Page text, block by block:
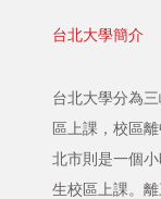
台北大學簡介
台北大學分為
區上課，校區
北市則是一個
生校區上課。